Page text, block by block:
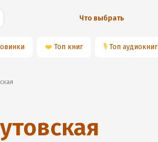
Что выбрать
❤️ Топ книг 🎙 Топ аудиокниг